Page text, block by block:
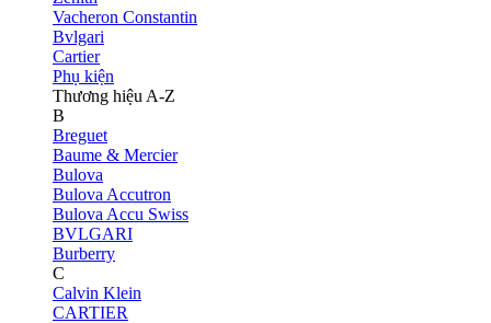
Vacheron Constantin
Bvlgari
Cartier
Phụ kiện
Thương hiệu A-Z
B
Breguet
Baume & Mercier
Bulova
Bulova Accutron
Bulova Accu Swiss
BVLGARI
Burberry
C
Calvin Klein
CARTIER